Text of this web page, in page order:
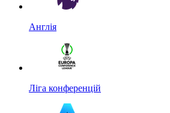
Англія
Ліга конференцій